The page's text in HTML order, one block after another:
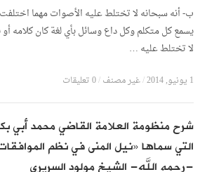
ب- أنه سبحانه لا تختلط عليه الأصوات مهما اختلفت
يسمع كل متكلم وكل داع وسائل بأي لغة كان كلامه
لا تختلط عليه …
1 يونيو, 2014 /غير مصنف/0 تعليقات
شرح منظومة العلامة القاضي محمد أبي
التي سماها «نيل المنى في نظم
-رحمه الله- الشيخ مولود السريري